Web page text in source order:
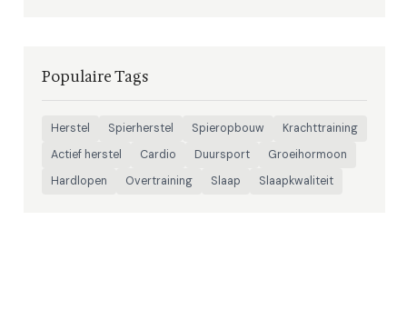
Populaire Tags
Herstel Spierherstel Spieropbouw
Krachttraining
Actief herstel
Cardio Duursport
Groeihormoon
Hardlopen
Overtraining Slaap Slaapkwaliteit